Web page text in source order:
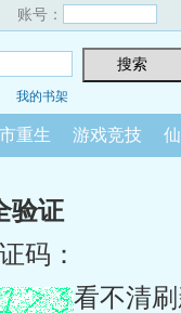
账号：
我的书架
重生 游戏竞技
验证
码：
看不清